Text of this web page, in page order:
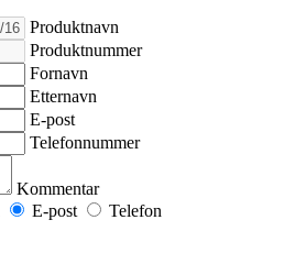
Produktnavn
Produktnummer
Fornavn
Etternavn
E-post
Telefonnummer
Kommentar
E-post Telefon